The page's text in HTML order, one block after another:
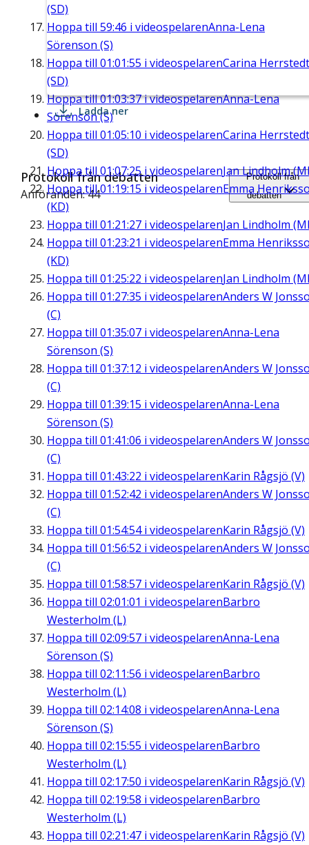
(SD)
Hoppa till 59:46 i videospelarenAnna-Lena
Sörenson (S)
Hoppa till 01:01:55 i videospelarenCarina Herrstedt
(SD)
Hoppa till01:03:37i videospelarenAnna-Lena
Sörenson (S)
Hoppa till 01:05:10 i videospelarenCarina Herrstedt
(SD)
Hoppa till 01:07:25 i videospelarenJan Lindholm
Hoppa till01:19:15 i videospelarenEmma
(KD)
Hoppa till 01:21:27 i videospelarenJan Lindholm
Hoppa till 01:23:21 i videospelarenEmma
(KD)
Hoppa till 01:25:22 i videospelarenJan Lindholm
Hoppa till 01:27:35 i videospelarenAnders W
(C)
Hoppa till 01:35:07 i videospelarenAnna-Lena
Sörenson (S)
Hoppa till 01:37:12 i videospelarenAnders W
(C)
Hoppa till 01:39:15 i videospelarenAnna-Lena
Sörenson (S)
Hoppa till 01:41:06 i videospelarenAnders W
(C)
Hoppa till 01:43:22 i videospelarenKarin Rågsjö (V)
Hoppa till 01:52:42 i videospelarenAnders W
(C)
Hoppa till 01:54:54i videospelarenKarin Rågsjö (V)
Hoppa till 01:56:52 i videospelarenAnders W
(C)
Hoppa till 01:58:57 i videospelarenKarin Rågsjö (V)
Hoppa till 02:01:01 i videospelarenBarbro
Westerholm (L)
Hoppa till 02:09:57 i videospelarenAnna-Lena
Sörenson (S)
Hoppa till 02:11:56 i videospelarenBarbro
Westerholm (L)
Hoppa till 02:14:08 i videospelarenAnna-Lena
Sörenson (S)
Hoppa till 02:15:55 i videospelarenBarbro
Westerholm (L)
Hoppa till 02:17:50 i videospelarenKarin Rågsjö (V)
Hoppa till 02:19:58 i videospelarenBarbro
Westerholm (L)
Hoppa till 02:21:47 i videospelarenKarin Rågsjö (V)
Ladda ner
Protokoll från debatten
Anföranden: 44
Protokoll från
debatten